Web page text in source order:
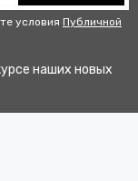
условия Публичной
наших новых